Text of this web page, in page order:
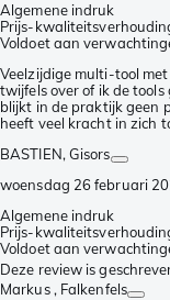
Algemene indruk
Prijs-
Voldoet aan
Veelzijdige multi-tool
twijfels over of ik de
blijkt in de praktijk geen
heeft veel kracht in zich
BASTIEN, Gisors
woensdag 26 februari
Algemene indruk
Prijs-
Voldoet aan
Deze review is
Markus , Falkenfels